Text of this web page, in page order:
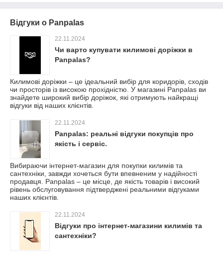
Відгуки о Panpalas
22.11.2024
Чи варто купувати килимові доріжки в
Panpalas?
Килимові доріжки – це ідеальний вибір для коридорів, сходів
чи просторів із високою прохідністю. У магазині Panpalas ви
знайдете широкий вибір доріжок, які отримують найкращі
відгуки від наших клієнтів.
22.11.2024
Panpalas: реальні відгуки покупців про
якість і сервіс.
Вибираючи інтернет-магазин для покупки килимів та
сантехніки, завжди хочеться бути впевненим у надійності
продавця. Panpalas – це місце, де якість товарів і високий
рівень обслуговування підтверджені реальними відгуками
наших клієнтів.
22.11.2024
Відгуки про інтернет-магазини килимів та
сантехніки?